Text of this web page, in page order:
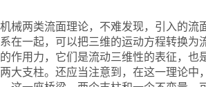
械两类流面理论，不难发现，引入的
在一起，可以把三维的运动方程转换
作用力，它们是流动三维性的表征，
大支柱。还应当注意到，在这一理论